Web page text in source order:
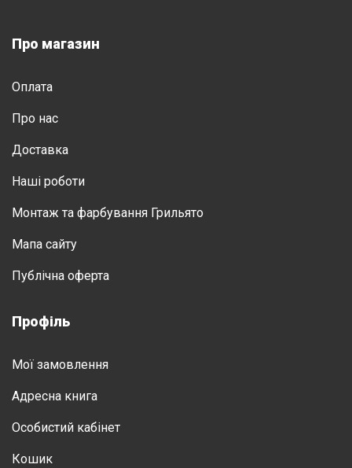
Про магазин
Оплата
Про нас
Доставка
Нашi роботи
Монтаж та фарбування Грильято
Мапа сайту
Публічна оферта
Профіль
Мої замовлення
Адресна книга
Особистий кабінет
Кошик